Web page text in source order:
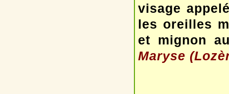
visage
les oreilles
et mignon
Maryse